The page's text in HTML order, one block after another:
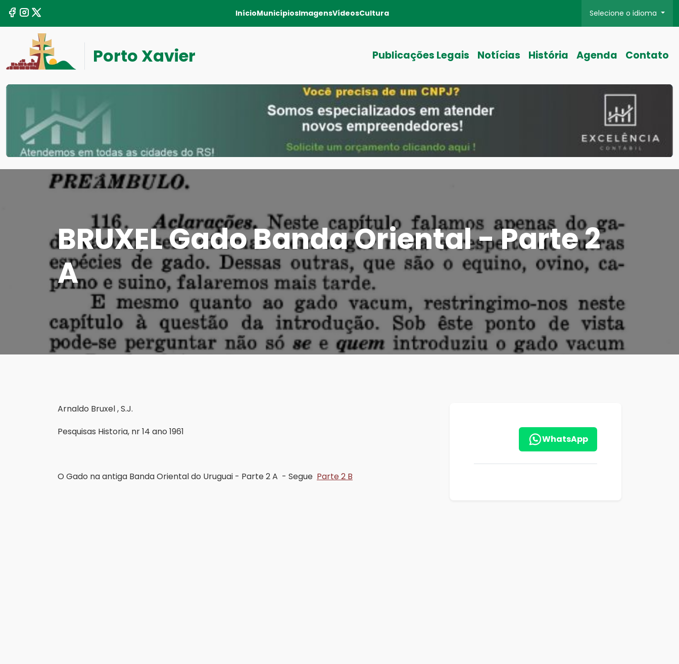
InícioMunicípiosImagensVídeosCultura Selecione o idioma
Porto Xavier Publicações Legais Notícias História Agenda Contato
BRUXEL Gado Banda Oriental - Parte 2
A
Arnaldo Bruxel , S.J.
Pesquisas Historia, nr 14 ano 1961
O Gado na antiga Banda Oriental do Uruguai - Parte 2 A - Segue Parte 2 B
WhatsApp